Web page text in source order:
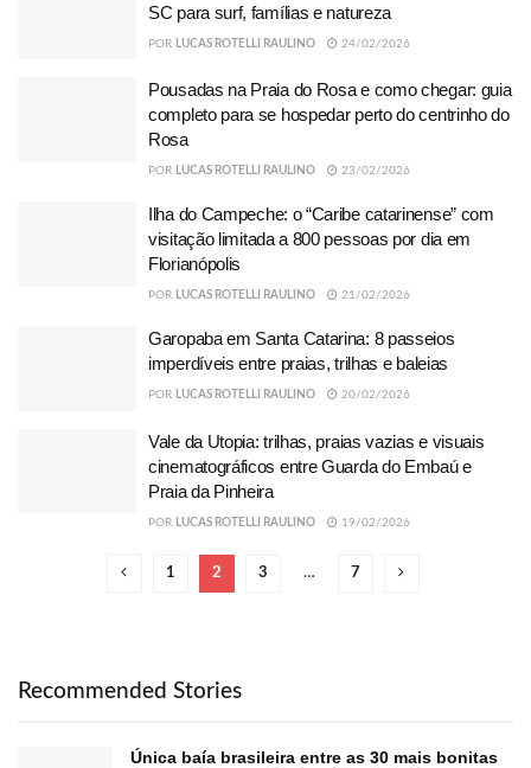
SC para surf, famílias e natureza
POR LUCAS ROTELLI RAULINO 24/02/2026
Pousadas na Praia do Rosa e como chegar: guia
completo para se hospedar perto do centrinho do
Rosa
POR LUCAS ROTELLI RAULINO 23/02/2026
Ilha do Campeche: o “Caribe catarinense” com
visitação limitada a 800 pessoas por dia em
Florianópolis
POR LUCAS ROTELLI RAULINO 21/02/2026
Garopaba em Santa Catarina: 8 passeios
imperdíveis entre praias, trilhas e baleias
POR LUCAS ROTELLI RAULINO 20/02/2026
Vale da Utopia: trilhas, praias vazias e visuais
cinematográficos entre Guarda do Embaú e
Praia da Pinheira
POR LUCAS ROTELLI RAULINO 19/02/2026
1 2 3 … 7
Recommended Stories
Única baía brasileira entre as 30 mais bonitas